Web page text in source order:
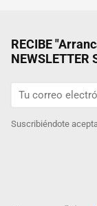
RECIBE
NEWSLETTER
Suscribiéndote